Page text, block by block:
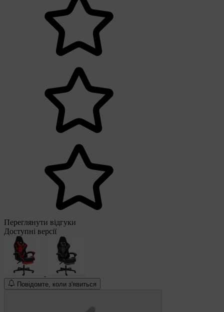
Переглянути відгуки
Доступні версії
Повідомте, коли з'явиться